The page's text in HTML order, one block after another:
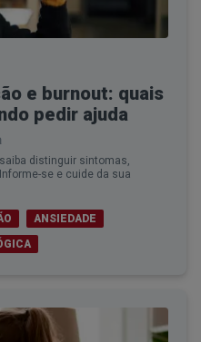
e burnout: quais
pedir ajuda
distinguir sintomas,
se e cuide da sua
ANSIEDADE